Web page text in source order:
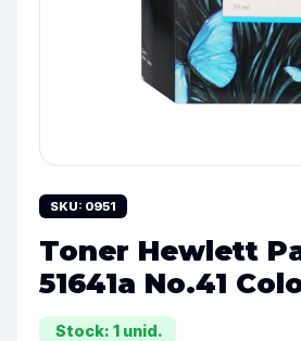
SKU: 0951
Toner Hewlett
51641a No.41
Stock: 1 unid.